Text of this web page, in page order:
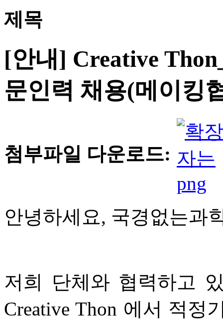
제목
[안내] Creative
문인력 채용(메이킹
첨부파일 다운로드:
안녕하세요, 국경없는과
저희 단체와 협력하고
Creative Thon 에서 적정